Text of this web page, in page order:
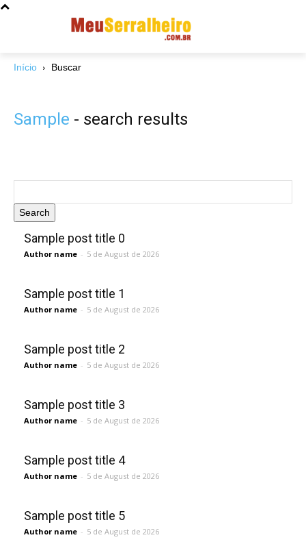
Início Buscar
Sample - search results
Search
Sample post title 0
Author name - 5 de August de 2026
Sample post title 1
Author name - 5 de August de 2026
Sample post title 2
Author name - 5 de August de 2026
Sample post title 3
Author name - 5 de August de 2026
Sample post title 4
Author name - 5 de August de 2026
Sample post title 5
Author name - 5 de August de 2026